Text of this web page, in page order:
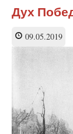
от
Дух
09.05.2019